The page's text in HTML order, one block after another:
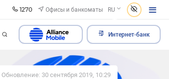
1270 Офисы и банкоматы RU
Интернет-банк
Обновление: 30 сентября 2019, 10:29